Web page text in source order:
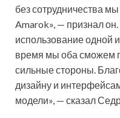
без сотрудничества
Amarok», — признал
использование одной
время мы оба сможем
сильные стороны.
дизайну и
модели», — сказал